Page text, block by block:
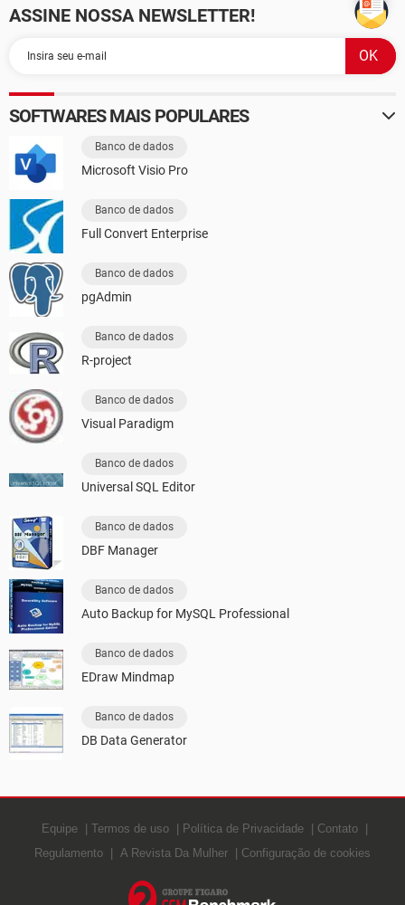
ASSINE NOSSA NEWSLETTER!
SOFTWARES MAIS POPULARES
Banco de dados
Microsoft Visio Pro
Banco de dados
Full Convert Enterprise
Banco de dados
pgAdmin
Banco de dados
R-project
Banco de dados
Visual Paradigm
Banco de dados
Universal SQL Editor
Banco de dados
DBF Manager
Banco de dados
Auto Backup for MySQL Professional
Banco de dados
EDraw Mindmap
Banco de dados
DB Data Generator
Equipe Termos de uso Política de Privacidade
Contato
Regulamento
A Revista Da Mulher Configuração de cookies